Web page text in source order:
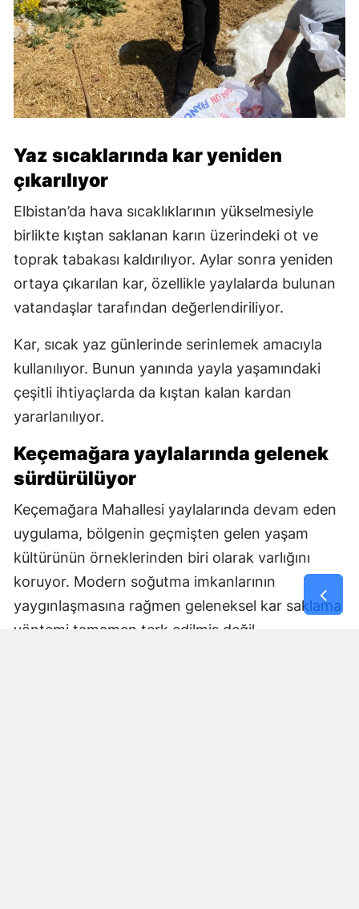
Yaz sıcaklarında kar yeniden
çıkarılıyor
Elbistan’da hava sıcaklıklarının yükselmesiyle
birlikte kıştan saklanan karın üzerindeki ot ve
toprak tabakası kaldırılıyor. Aylar sonra yeniden
ortaya çıkarılan kar, özellikle yaylalarda bulunan
vatandaşlar tarafından değerlendiriliyor.
Kar, sıcak yaz günlerinde serinlemek amacıyla
kullanılıyor. Bunun yanında yayla yaşamındaki
çeşitli ihtiyaçlarda da kıştan kalan kardan
yararlanılıyor.
Keçemağara yaylalarında gelenek
sürdürülüyor
Keçemağara Mahallesi yaylalarında devam eden
uygulama, bölgenin geçmişten gelen yaşam
kültürünün örneklerinden biri olarak varlığını
koruyor. Modern soğutma imkanlarının
yaygınlaşmasına rağmen geleneksel kar saklama
yöntemi tamamen terk edilmiş değil.